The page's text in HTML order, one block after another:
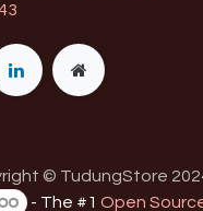
© TudungStore
- The #1Open